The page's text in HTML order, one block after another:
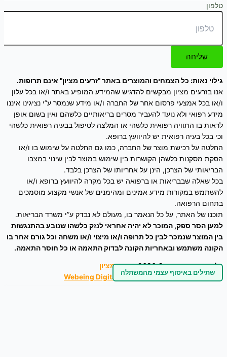
שתילים באיסוף עצמי מהמשתלה
טלפון
שליחה
גילוי נאות: כל הצמחים והמוצרים באתר "זרעים מציון" אינם תרופות.
אנו בזרעים מציון מבקשים להדגיש שהמידע המופיע באתר ו/או בכל עלון
ו/או בכל אמצעי פרסום אחר של החברה ו/או מידע שנמסר ע”י נציגינו איננו
מידע רפואי ולא נועד להעביר מסרים בריאותיים כלשהם ואין בשום אופן
לראות בו התוויה רפואית כלשהי או המלצה לטיפול בבעיה רפואית כלשהי
וכי בכל בעיה רפואית יש להיוועץ ברופא.
החלטה על רכישת מוצר של החברה, כמו גם החלטה על שימוש בו ו/או
הסקת מסקנות כלשהן הקושרות בין שימוש במוצר לבין שינוי במצבו
הבריאותי של הצרכן, הינן על אחריותו של הצרכן בלבד.
בכל שאלה שבבריאות או ברפואה יש בכל מקרה להיוועץ ברופא ו/או
להשתמש במקורות מידע אמינים ומהימנים של אנשי מקצוע מוסמכים
בתחום הרפואה.
תוכנו של האתר, על כל הנאמר בו, מעולם לא נבדק ע”י משרד הבריאות.
למען הסר ספק, המוכר לא יהיה אחראי לנזק כלשהו שנובע בהתנגשות
בין המוצר שנמכר לבין כל תרופה ו/או מיצוי ו/או משחה וכל גורם אחר בו
הקונה משתמש ובאחריות הקונה לבדוק התאמה או כל חוסר התאמה.
כל הזכויות שמורות © 2026
זרעים מציון
ניהול אתר – עיצוב ושיווק דיגיטלי :
Webeing Digital